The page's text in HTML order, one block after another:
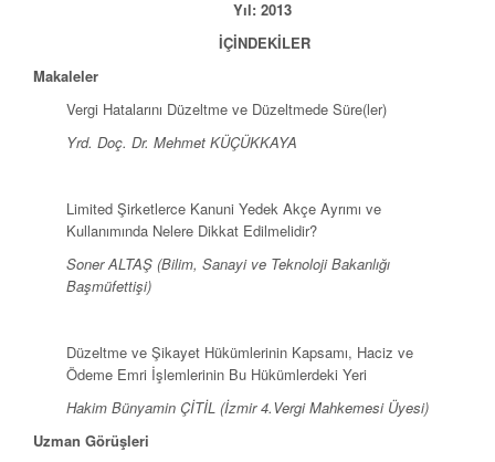
Yıl: 2013
İÇİNDEKİLER
Makaleler
Vergi Hatalarını Düzeltme ve Düzeltmede Süre(ler)
Yrd. Doç. Dr. Mehmet KÜÇÜKKAYA
Limited Şirketlerce Kanuni Yedek Akçe Ayrımı ve
Kullanımında Nelere Dikkat Edilmelidir?
Soner ALTAŞ (Bilim, Sanayi ve Teknoloji Bakanlığı
Başmüfettişi)
Düzeltme ve Şikayet Hükümlerinin Kapsamı, Haciz ve
Ödeme Emri İşlemlerinin Bu Hükümlerdeki Yeri
Hakim Bünyamin ÇİTİL (İzmir 4.Vergi Mahkemesi Üyesi)
Uzman Görüşleri